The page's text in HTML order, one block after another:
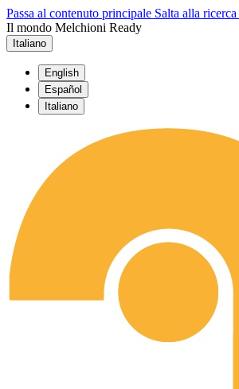
Passa al contenuto principale Salta alla ricerca
Il mondo Melchioni Ready
Italiano
English
Español
Italiano